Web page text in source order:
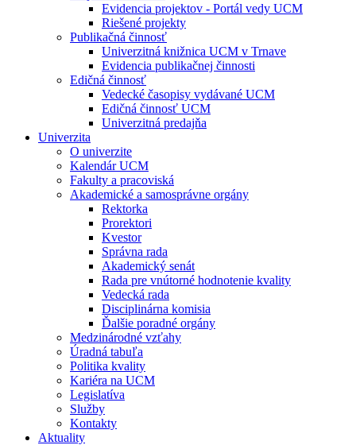
Evidencia projektov - Portál vedy UCM
Riešené projekty
Publikačná činnosť
Univerzitná knižnica UCM v Trnave
Evidencia publikačnej činnosti
Edičná činnosť
Vedecké časopisy vydávané UCM
Edičná činnosť UCM
Univerzitná predajňa
Univerzita
O univerzite
Kalendár UCM
Fakulty a pracoviská
Akademické a samosprávne orgány
Rektorka
Prorektori
Kvestor
Správna rada
Akademický senát
Rada pre vnútorné hodnotenie kvality
Vedecká rada
Disciplinárna komisia
Ďalšie poradné orgány
Medzinárodné vzťahy
Úradná tabuľa
Politika kvality
Kariéra na UCM
Legislatíva
Služby
Kontakty
Aktuality